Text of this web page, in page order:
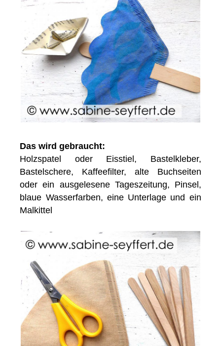
Das wird gebraucht:
Holzspatel oder Eisstiel, Bastelkleber,
Bastelschere, Kaffeefilter, alte Buchseiten
oder ein ausgelesene Tageszeitung, Pinsel,
blaue Wasserfarben, eine Unterlage und ein
Malkittel